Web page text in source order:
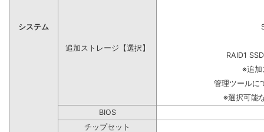
システム
追加ストレージ【選択】
RAID1
※追加
管理ツールに
※選択可能
BIOS
チップセット